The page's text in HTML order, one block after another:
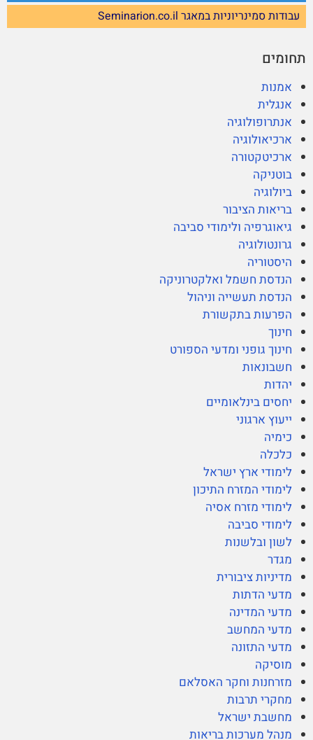
עבודות סמינריוניות במאגר Seminarion.co.il
תחומים
אמנות
אנגלית
אנתרופולוגיה
ארכיאולוגיה
ארכיטקטורה
בוטניקה
ביולוגיה
בריאות הציבור
גיאוגרפיה ולימודי סביבה
גרונטולוגיה
היסטוריה
הנדסת חשמל ואלקטרוניקה
הנדסת תעשייה וניהול
הפרעות בתקשורת
חינוך
חינוך גופני ומדעי הספורט
חשבונאות
יהדות
יחסים בינלאומיים
ייעוץ ארגוני
כימיה
כלכלה
לימודי ארץ ישראל
לימודי המזרח התיכון
לימודי מזרח אסיה
לימודי סביבה
לשון ובלשנות
מגדר
מדיניות ציבורית
מדעי הדתות
מדעי המדינה
מדעי המחשב
מדעי התזונה
מוסיקה
מזרחנות וחקר האסלאם
מחקרי תרבות
מחשבת ישראל
מנהל מערכות בריאות